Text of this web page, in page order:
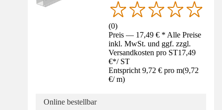
(0)
Preis — 17,49 € * Alle Preise
inkl. MwSt. und ggf. zzgl.
Versandkosten pro ST17,49
€*/ ST
Entspricht 9,72 € pro m(9,72
€/ m)
Online bestellbar